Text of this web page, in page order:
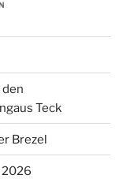
Teck
Brezel
2026